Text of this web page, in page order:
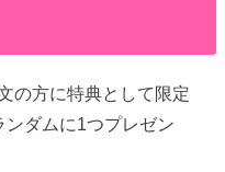
の方に特典として限定
ダムに1つプレゼン